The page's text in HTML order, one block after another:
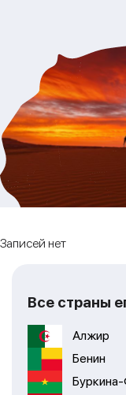
Записей нет
Все страны
Алжир
Бенин